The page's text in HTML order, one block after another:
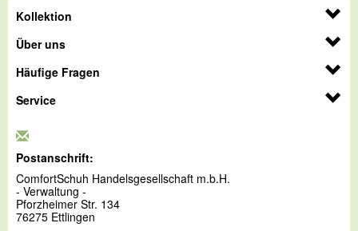
Kollektion
Über uns
Häufige Fragen
Service
Postanschrift:
ComfortSchuh Handelsgesellschaft m.b.H.
- Verwaltung -
Pforzheimer Str. 134
76275 Ettlingen